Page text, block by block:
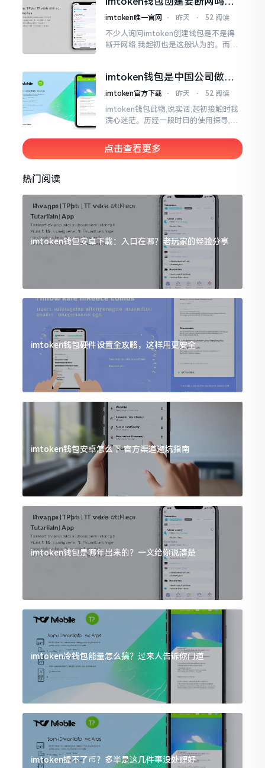
老玩家说说真实情况
imtoken唯一官网 ⋅ 昨天 ⋅ 52 阅读
不少人询问imtoken创建钱包是不是得
断开网络,我起初也是这般认为的。而后
人攻击
imtoken钱包是中国公司做的
吗？一文说清楚
imtoken官方下载 ⋅ 昨天 ⋅ 52 阅读
imtoken钱包此物,说实话,起初接触时我
满心迷茫。历经一段时日的使用探寻,我
来,这款钱包乃中国团队打造,其创始人为
李鹏
点击查看更多
热门阅读
imtoken钱包安卓下载：入口在哪？老玩家的经验分享
imtoken钱包硬件设置全攻略，这样用更安全
imtoken钱包安卓怎么下 官方渠道避坑指南
imtoken钱包是哪年出来的？一文给你说清楚
imtoken冷钱包能量怎么搞？过来人告诉你门道
imtoken提不了币？多半是这几件事没处理好